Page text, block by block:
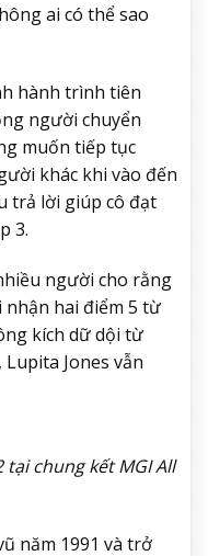
ai có thể sao
hành trình tiên
người chuyển
muốn tiếp tục
khác khi vào đến
trả lời giúp cô đạt
3.
người cho rằng
hai điểm 5 từ
kích dữ dội từ
Jones vẫn
chung kết MGI All
năm 1991 và trở